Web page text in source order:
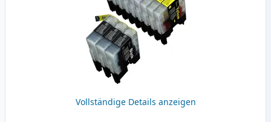
Vollständige Details anzeigen